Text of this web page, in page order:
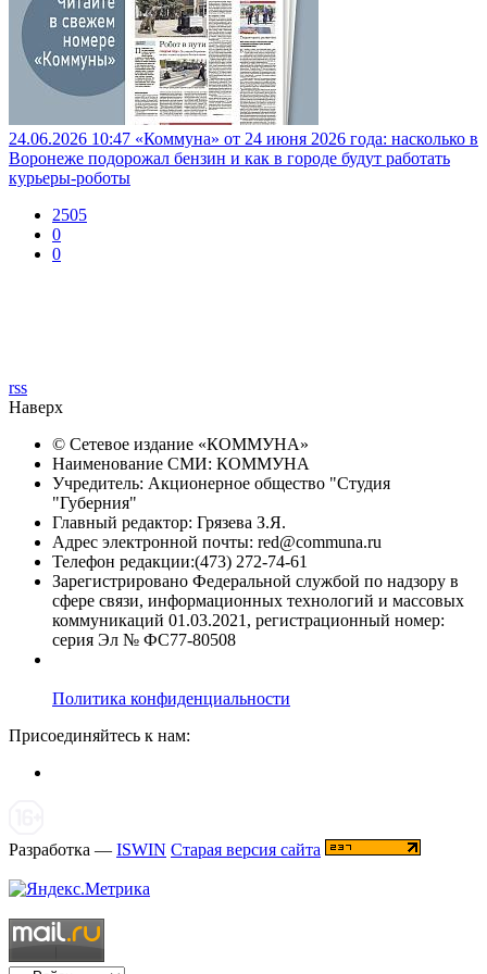
24.06.2026 10:47 «Коммуна» от 24 июня 2026 года: насколько в
Воронеже подорожал бензин и как в городе будут работать
курьеры-роботы
2505
0
0
rss
Наверх
© Сетевое издание «КОММУНА»
Наименование СМИ: КОММУНА
Учредитель: Акционерное общество "Студия
"Губерния"
Главный редактор: Грязева З.Я.
Адрес электронной почты: red@communa.ru
Телефон редакции:(473) 272-74-61
Зарегистрировано Федеральной службой по надзору в
сфере связи, информационных технологий и массовых
коммуникаций 01.03.2021, регистрационный номер:
серия Эл № ФС77-80508
Политика конфиденциальности
Присоединяйтесь к нам:
Разработка — ISWIN Старая версия сайта